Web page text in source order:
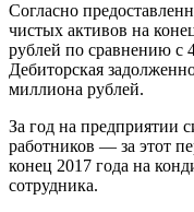
Согласно
чистых активов на
рублей по сравнению с
Дебиторская
миллиона рублей.
За год на предприятии
работников — за этот
конец 2017 года на
сотрудника.